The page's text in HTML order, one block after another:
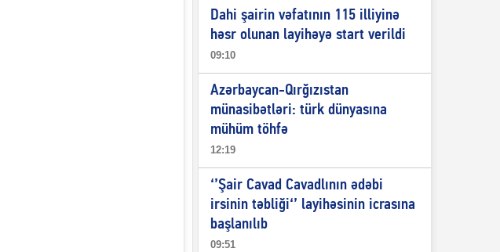
Dahi şairin vəfatının 115 illiyinə
həsr olunan layihəyə start verildi
09:10
Azərbaycan-Qırğızıstan
münasibətləri: türk dünyasına
mühüm töhfə
12:19
‘’Şair Cavad Cavadlının ədəbi
irsinin təbliği‘’ layihəsinin icrasına
başlanılıb
09:51